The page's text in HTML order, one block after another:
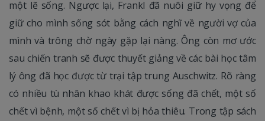
một lẽ sống. Ngược lại, Frankl đã nuôi giữ hy vọng để
giữ cho mình sống sót bằng cách nghĩ về người vợ của
mình và trông chờ ngày gặp lại nàng. Ông còn mơ ước
sau chiến tranh sẽ được thuyết giảng về các bài học tâm
lý ông đã học được từ trại tập trung Auschwitz. Rõ ràng
có nhiều tù nhân khao khát được sống đã chết, một số
chết vì bệnh, một số chết vì bị hỏa thiêu. Trong tập sách